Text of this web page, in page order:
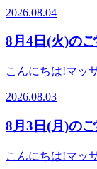
中野駅 東2出口よ
出来る場合があ
の間、換気を行
店をスタッフ一
や整体好きも納
チ』を取り入れ
〈営業時間〉終
中野駅 東2出口よ
出来る場合があ
日も感染症対策
5日(水)空き情報
います。
ります。予めご
～21:00までの間
す。 マッサージ
股関節ストレッ
♪Re.Ra.Ku東中
2026.08.04
8月4日(火)の
こんにちは!マッ
日も感染症対策
4日(火)空き情報
います。
めご了承くださ
2026.08.03
8月3日(月)の
こんにちは!マッ